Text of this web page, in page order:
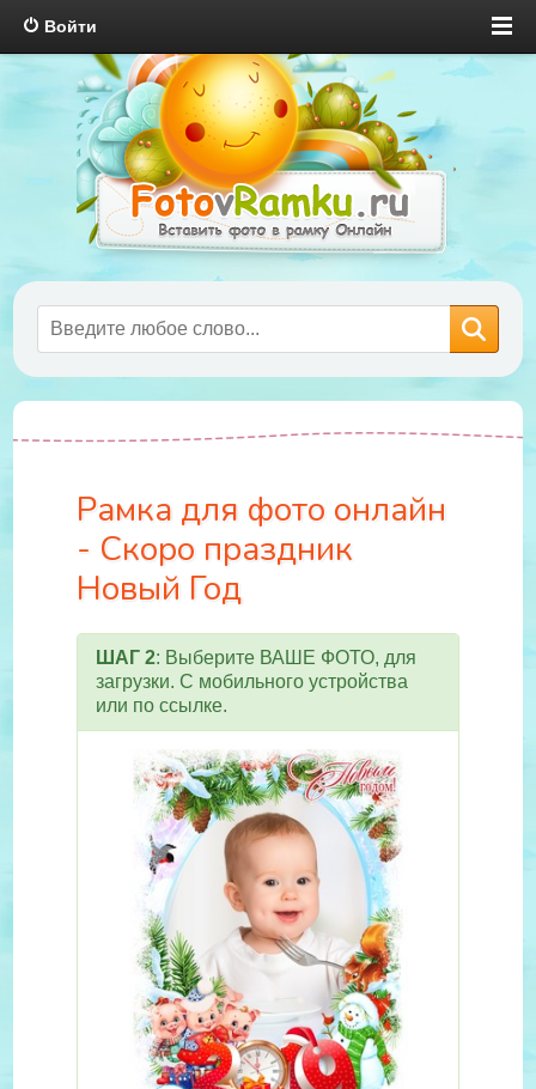
Войти
Рамка для фото онлайн
- Скоро праздник
Новый Год
ШАГ 2: Выберите ВАШЕ ФОТО, для
загрузки. С мобильного устройства
или по ссылке.